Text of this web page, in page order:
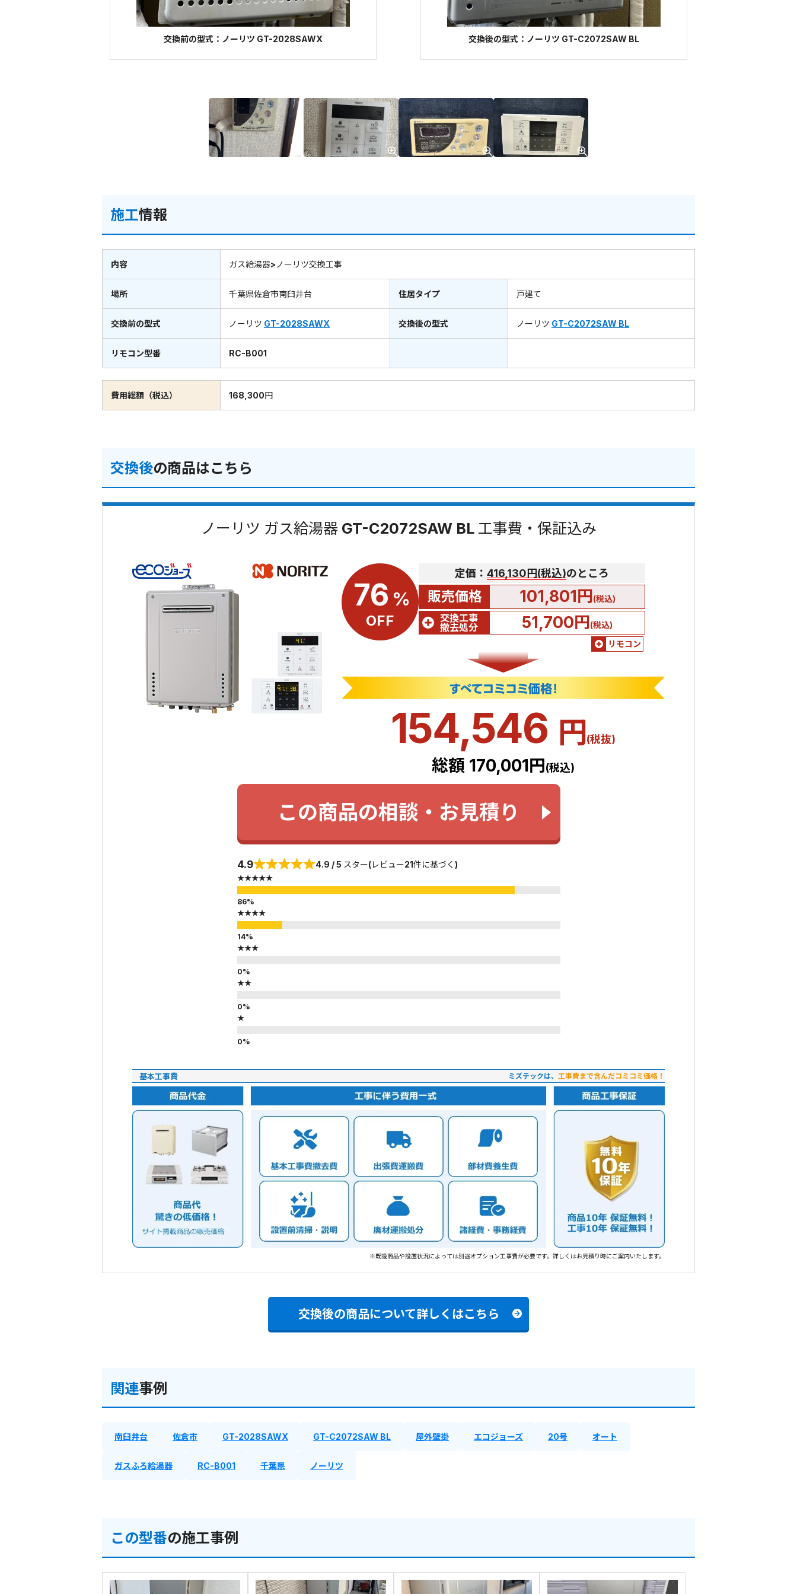
交換前の型式：ノーリツ GT-2028SAWX 交換後の型式：ノーリツ GT-C2072SAW BL
施工情報
内容 ガス給湯器>ノーリツ交換工事
場所 千葉県佐倉市南臼井台 住居タイプ 戸建て
交換前の型式 ノーリツ GT-2028SAWX 交換後の型式 ノーリツ GT-C2072SAW BL
リモコン型番 RC-B001
費用総額（税込） 168,300円
交換後の商品はこちら
ノーリツ ガス給湯器 GT-C2072SAW BL 工事費・保証込み
76 %
OFF
定価： 416,130円(税込)のところ
販売価格 101,801円(税込)
交換工事
撤去処分
51,700円(税込)
リモコン
154,546 円(税抜)
総額 170,001円(税込)
この商品の相談・お見積り
4.9 4.9 / 5 スター(レビュー21件に基づく)
★★★★★
★★★★
★★★
★★
★
基本工事費 ミズテックは、 工事費まで含んだコミコミ価格！
※既設商品や設置状況によっては別途オプション工事費が必要です。詳しくはお見積り時にご案内いたします。
交換後の商品について詳しくはこちら
関連事例
南臼井台 佐倉市 GT-2028SAWX GT-C2072SAW BL 屋外壁掛 エコジョーズ 20号 オート
ガスふろ給湯器 RC-B001 千葉県 ノーリツ
この型番の施工事例